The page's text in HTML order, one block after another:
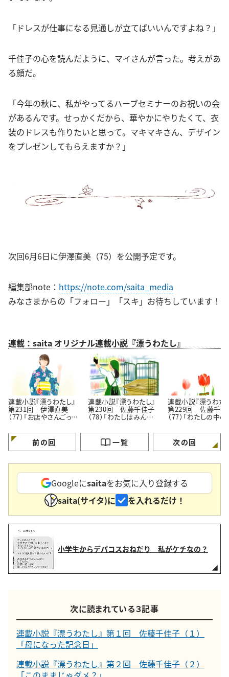
「ドレスが仕事になる見通しが立てばいいんですよね？」
千佳子の心を読んだように、マイさんが言った。考えがあ
る顔だ。
「今年の秋に、私がやってるハーブセミナーのお祝いの会
があるんです。せっかくだから、華やかにやりたくて、衣
装のドレスも作りたいと思って。マキマキさん、デザイン
をプレゼンしてもらえますか？」
次回6月6日に伊澤直美（75）を公開予定です。
編集部note： https://note.com/saita_media
みなさまからの「フォロー」「スキ」お待ちしています！
連載：saita オリジナル連載小説『漂うわたし』
連載小説『漂うわたし』
第231回 伊澤直美
（77）「お店やさんごっこ
連載小説『漂うわたし』
第230回 佐藤千佳子
（78）「わたしはみんな
連載小説『漂うわた
第229回 佐藤千佳
（77）「わたしの中
前の回 一覧 次の回
Googleにsaitaをお気に入り登録する
saita(サイタ)に
を入れるだけ！
小学生からデパコスおねだり 私がケチなの？
次に読まれている３記事
連載小説『漂うわたし』第１回 佐藤千佳子（１）
「母になった記念日」
連載小説『漂うわたし』第２回 佐藤千佳子（２）